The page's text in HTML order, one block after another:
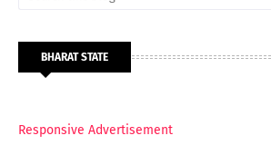
BHARAT STATE
Responsive Advertisement